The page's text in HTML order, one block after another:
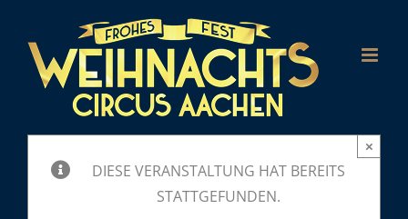
Inhalt
springen
DIESE VERANSTALTUNG HAT BEREITS
STATTGEFUNDEN.
×